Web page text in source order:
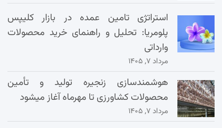
استراتژی تامین عمده در بازار کلیپس
پلومریا: تحلیل و راهنمای خرید محصولات
وارداتی
مرداد ۷, ۱۴۰۵
هوشمندسازی زنجیره تولید و تأمین
محصولات کشاورزی تا مهرماه آغاز میشود
مرداد ۷, ۱۴۰۵